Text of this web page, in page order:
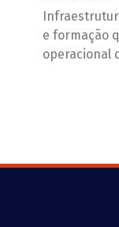
e formação
operacional